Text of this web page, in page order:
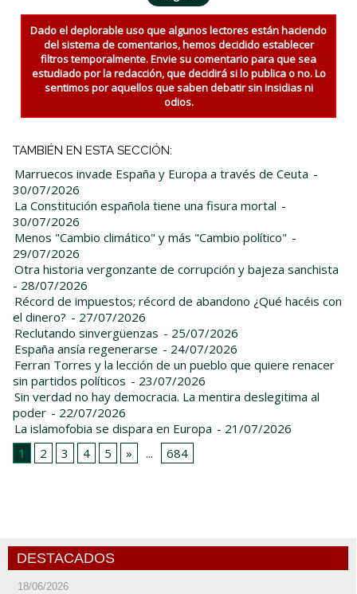
Dado el deplorable uso que algunos lectores están haciendo
del sistema de comentarios, hemos decidido establecer
filtros temporalmente. Envie su comentario para que sea
estudiado por la redacción, que decidirá si lo publica o no. Lo
sentimos por aquellos que saben debatir sin insidias ni
odios.
TAMBIÉN EN ESTA SECCIÓN:
Marruecos invade España y Europa a través de Ceuta -
30/07/2026
La Constitución española tiene una fisura mortal -
30/07/2026
Menos "Cambio climático" y más "Cambio político" -
29/07/2026
Otra historia vergonzante de corrupción y bajeza sanchista
- 28/07/2026
Récord de impuestos; récord de abandono ¿Qué hacéis con
el dinero? - 27/07/2026
Reclutando sinvergüenzas - 25/07/2026
España ansía regenerarse - 24/07/2026
Ferran Torres y la lección de un pueblo que quiere renacer
sin partidos políticos - 23/07/2026
Sin verdad no hay democracia. La mentira deslegitima al
poder - 22/07/2026
La islamofobia se dispara en Europa - 21/07/2026
1
2 3 4 5 » ... 684
DESTACADOS
18/06/2026